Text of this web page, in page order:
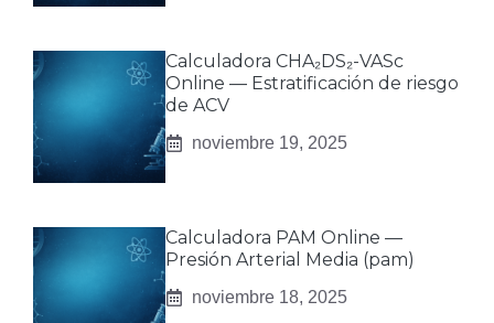
Calculadora CHA₂DS₂-VASc
Online — Estratificación de riesgo
de ACV
noviembre 19, 2025
Calculadora PAM Online —
Presión Arterial Media (pam)
noviembre 18, 2025